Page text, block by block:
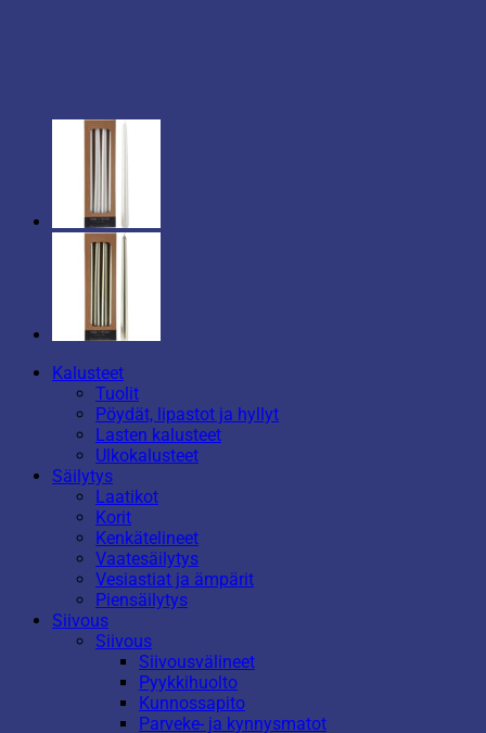
Kalusteet
Tuolit
Pöydät, lipastot ja hyllyt
Lasten kalusteet
Ulkokalusteet
Säilytys
Laatikot
Korit
Kenkätelineet
Vaatesäilytys
Vesiastiat ja ämpärit
Piensäilytys
Siivous
Siivous
Siivousvälineet
Pyykkihuolto
Kunnossapito
Parveke- ja kynnysmatot